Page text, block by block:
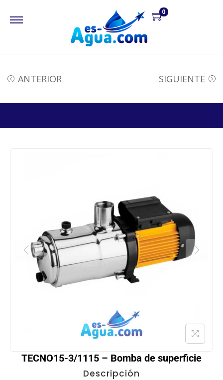
0
ANTERIOR SIGUIENTE
TECNO15-3/1115 – Bomba de superficie
Descripción